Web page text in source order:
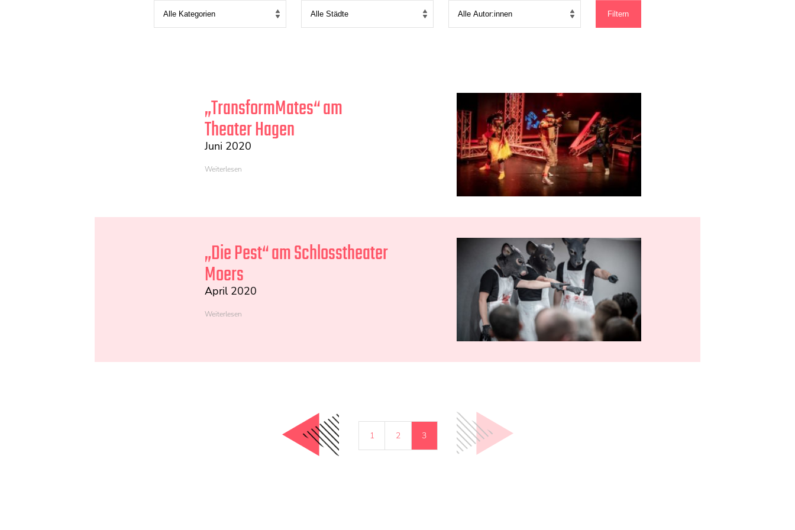
„TransformMates“ am
Theater Hagen
Juni 2020
Weiterlesen
„Die Pest“ am Schlosstheater
Moers
April 2020
Weiterlesen
1 2 3